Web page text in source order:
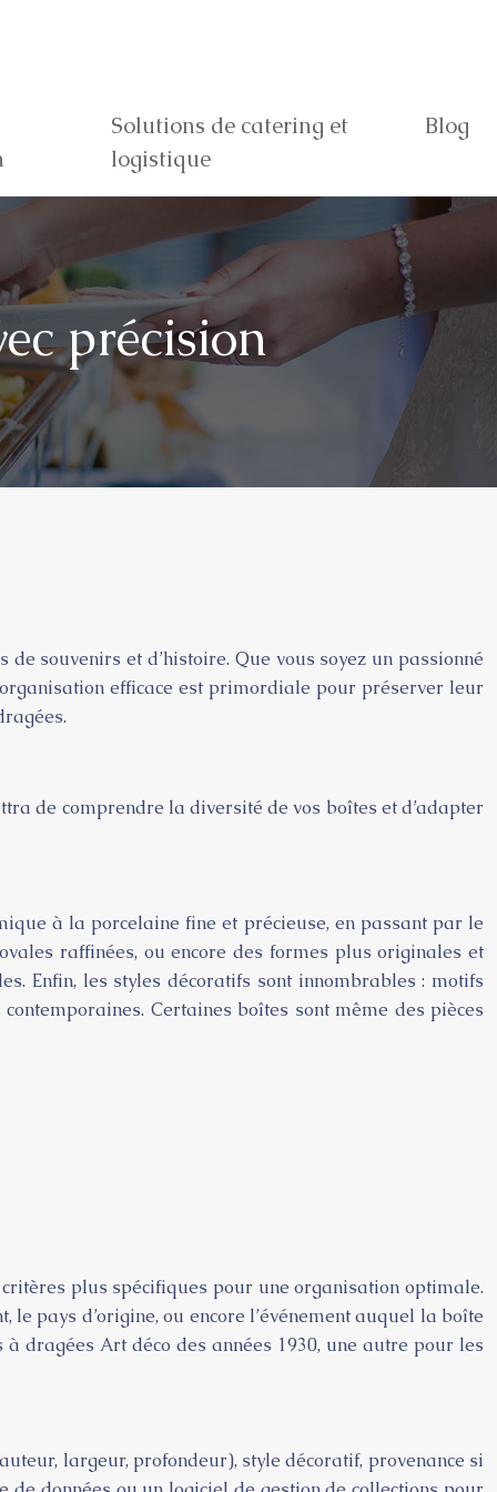
Solutions de catering et
logistique
Blog
précision
souvenirs et d’histoire. Que vous soyez un passionné
efficace est primordiale pour préserver leur
de comprendre la diversité de vos boîtes et d’adapter
à la porcelaine fine et précieuse, en passant par le
raffinées, ou encore des formes plus originales et
Enfin, les styles décoratifs sont innombrables : motifs
Certaines boîtes sont même des pièces
plus spécifiques pour une organisation optimale.
pays d’origine, ou encore l’événement auquel la boîte
dragées Art déco des années 1930, une autre pour les
largeur, profondeur), style décoratif, provenance si